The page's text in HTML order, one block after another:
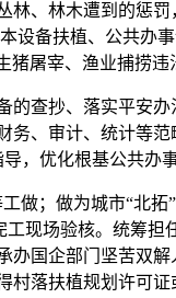
、林木遭到的惩
备扶植、公共办
猪屠宰、渔业捕捞
抄、落实平安
、审计、统计等
，优化根基公共办
；做为城市“北拓
现场验核。统筹
国企部门坚苦双
落扶植规划许可